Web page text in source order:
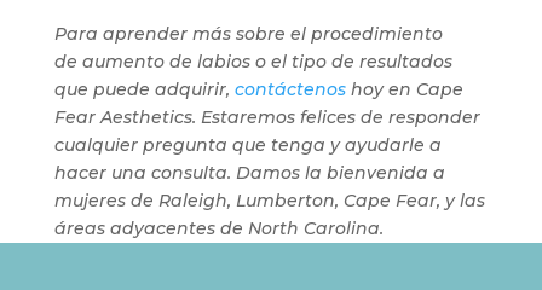
Para aprender más sobre el procedimiento
de aumento de labios o el tipo de resultados
que puede adquirir, contáctenoshoy en Cape
Fear Aesthetics. Estaremos felices de responder
cualquier pregunta que tenga y ayudarle a
hacer una consulta. Damos la bienvenida a
mujeres de Raleigh, Lumberton, Cape Fear, y las
áreas adyacentes de North Carolina.